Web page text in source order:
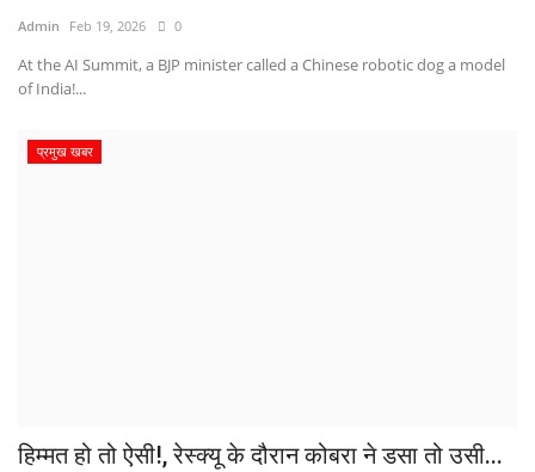
Admin Feb 19, 2026 0
At the AI ​​Summit, a BJP minister called a Chinese robotic dog a model
of India!...
प्रमुख खबर
हिम्मत हो तो ऐसी!, रेस्क्यू के दौरान कोबरा ने डसा तो उसी...